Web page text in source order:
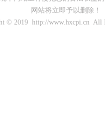
网站将立即予以删除！
© 2019 http://www.hxcpi.cn All